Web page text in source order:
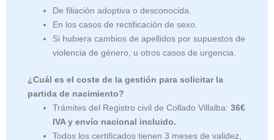
De filiación adoptiva o desconocida.
En los casos de rectificación de sexo.
Si hubiera cambios de apellidos por supuestos de
violencia de género, u otros casos de urgencia.
¿Cuál es el coste de la gestión para solicitar la
partida de nacimiento?
Trámites del Registro civil de Collado Villalba:36€
IVA y envío nacional incluido.
Todos los certificados tienen 3 meses de validez,